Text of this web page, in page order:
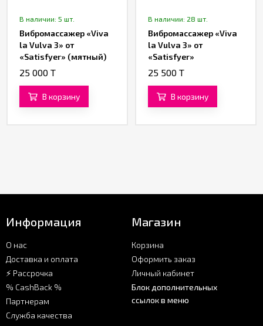
В наличии: 5 шт.
Вибромассажер «Viva
la Vulva 3» от
«Satisfyer» (мятный)
25 000 T
В корзину
В наличии: 28 шт.
Вибромассажер «Viva
la Vulva 3» от
«Satisfyer»
(фиолетовый)
25 500 T
В корзину
Информация
О нас
Доставка и оплата
⚡ Рассрочка
% CashBack %
Партнерам
Служба качества
Магазин
Корзина
Оформить заказ
Личный кабинет
Блок дополнительных
ссылок в меню